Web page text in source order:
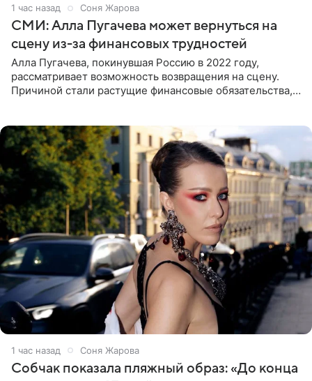
1 час назад Соня Жарова
СМИ: Алла Пугачева может вернуться на
сцену из-за финансовых трудностей
Алла Пугачева, покинувшая Россию в 2022 году,
рассматривает возможность возвращения на сцену.
Причиной стали растущие финансовые обязательства,
1 час назад Соня Жарова
Собчак показала пляжный образ: «До конца